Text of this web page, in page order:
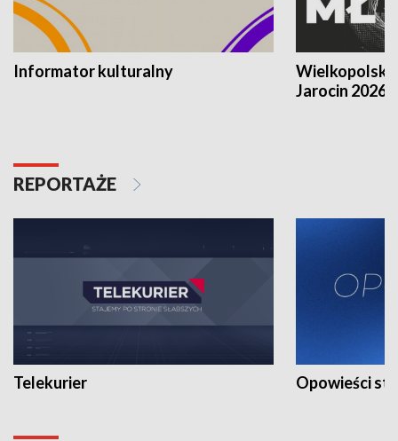
Informator kulturalny
Jarocin 2026
REPORTAŻE
Telekurier Opowieści